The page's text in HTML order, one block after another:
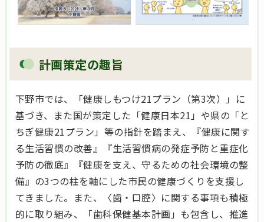
計画策定の趣旨
下野市では、「健康しもつけ21プラン（第3次）」に
基づき、また国が策定した「健康日本21」や県の「と
ちぎ健康21プラン」等の指針を踏まえ、『健康に関す
る生活習慣の改善』『生活習慣病の発症予防と重症化
予防の徹底』『健康を支え、守るための社会環境の整
備』の3つの柱を軸にした市民の健康づくりを支援し
てきました。また、〈歯・口腔〉に関する事項も積極
的に取り組み、「歯科保健基本計画」も包含し、推進